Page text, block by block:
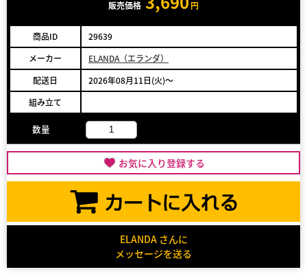
販売価格 円
商品ID
29639
メーカー
ELANDA（エランダ）
配送日
2026年08月11日(火)～
組み立て
数量
お気に入り登録する
ELANDA さんに
メッセージを送る